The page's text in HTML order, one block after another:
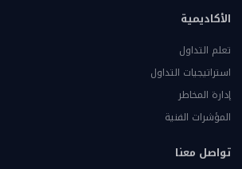
الأكاديمية
تعلم التداول
استراتيجيات التداول
إدارة المخاطر
المؤشرات الفنية
تواصل معنا